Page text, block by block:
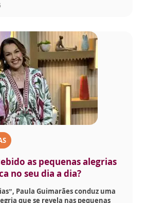
as pequenas alegrias
no seu dia a dia?
Paula Guimarães conduz uma
que se revela nas pequenas